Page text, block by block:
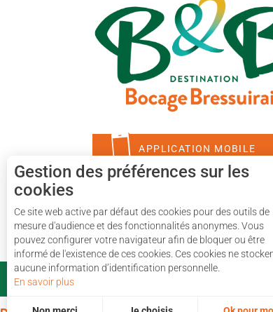
APPLICATION MOBILE
Gestion des préférences sur les
cookies
Ce site web active par défaut des cookies pour des outils de
mesure d'audience et des fonctionnalités anonymes. Vous
pouvez configurer votre navigateur afin de bloquer ou être
informé de l'existence de ces cookies. Ces cookies ne
aucune information d’identification personnelle.
En savoir plus